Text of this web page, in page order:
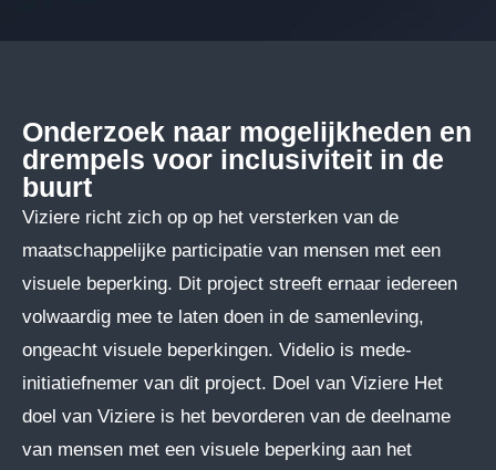
Onderzoek naar mogelijkheden en
drempels voor inclusiviteit in de
buurt
Viziere richt zich op op het versterken van de
maatschappelijke participatie van mensen met een
visuele beperking. Dit project streeft ernaar iedereen
volwaardig mee te laten doen in de samenleving,
ongeacht visuele beperkingen. Videlio is mede-
initiatiefnemer van dit project. Doel van Viziere Het
doel van Viziere is het bevorderen van de deelname
van mensen met een visuele beperking aan het